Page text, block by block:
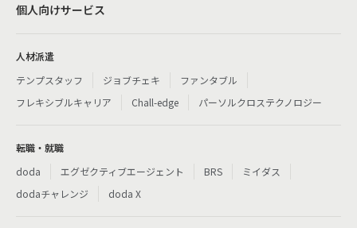
個人向けサービス
人材派遣
テンプスタッフ
ジョブチェキ
ファンタブル
フレキシブルキャリア
Chall-edge パーソルクロステクノロジー
転職・就職
doda
エグゼクティブエージェント BRS
ミイダス
dodaチャレンジ
doda X